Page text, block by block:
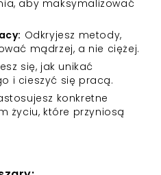
aby maksymalizować
Odkryjesz metody,
mądrzej, a nie ciężej.
się, jak unikać
i cieszyć się pracą.
konkretne
życiu, które przyniosą